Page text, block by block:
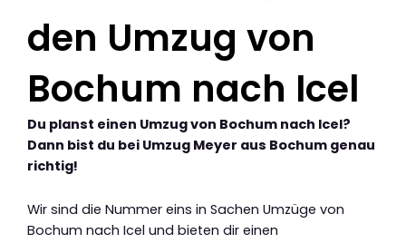
den Umzug von
Bochum nach Icel
Du planst einen Umzug von Bochum nach Icel?
Dann bist du bei Umzug Meyer aus Bochum genau
richtig!
Wir sind die Nummer eins in Sachen Umzüge von
Bochum nach Icel und bieten dir einen